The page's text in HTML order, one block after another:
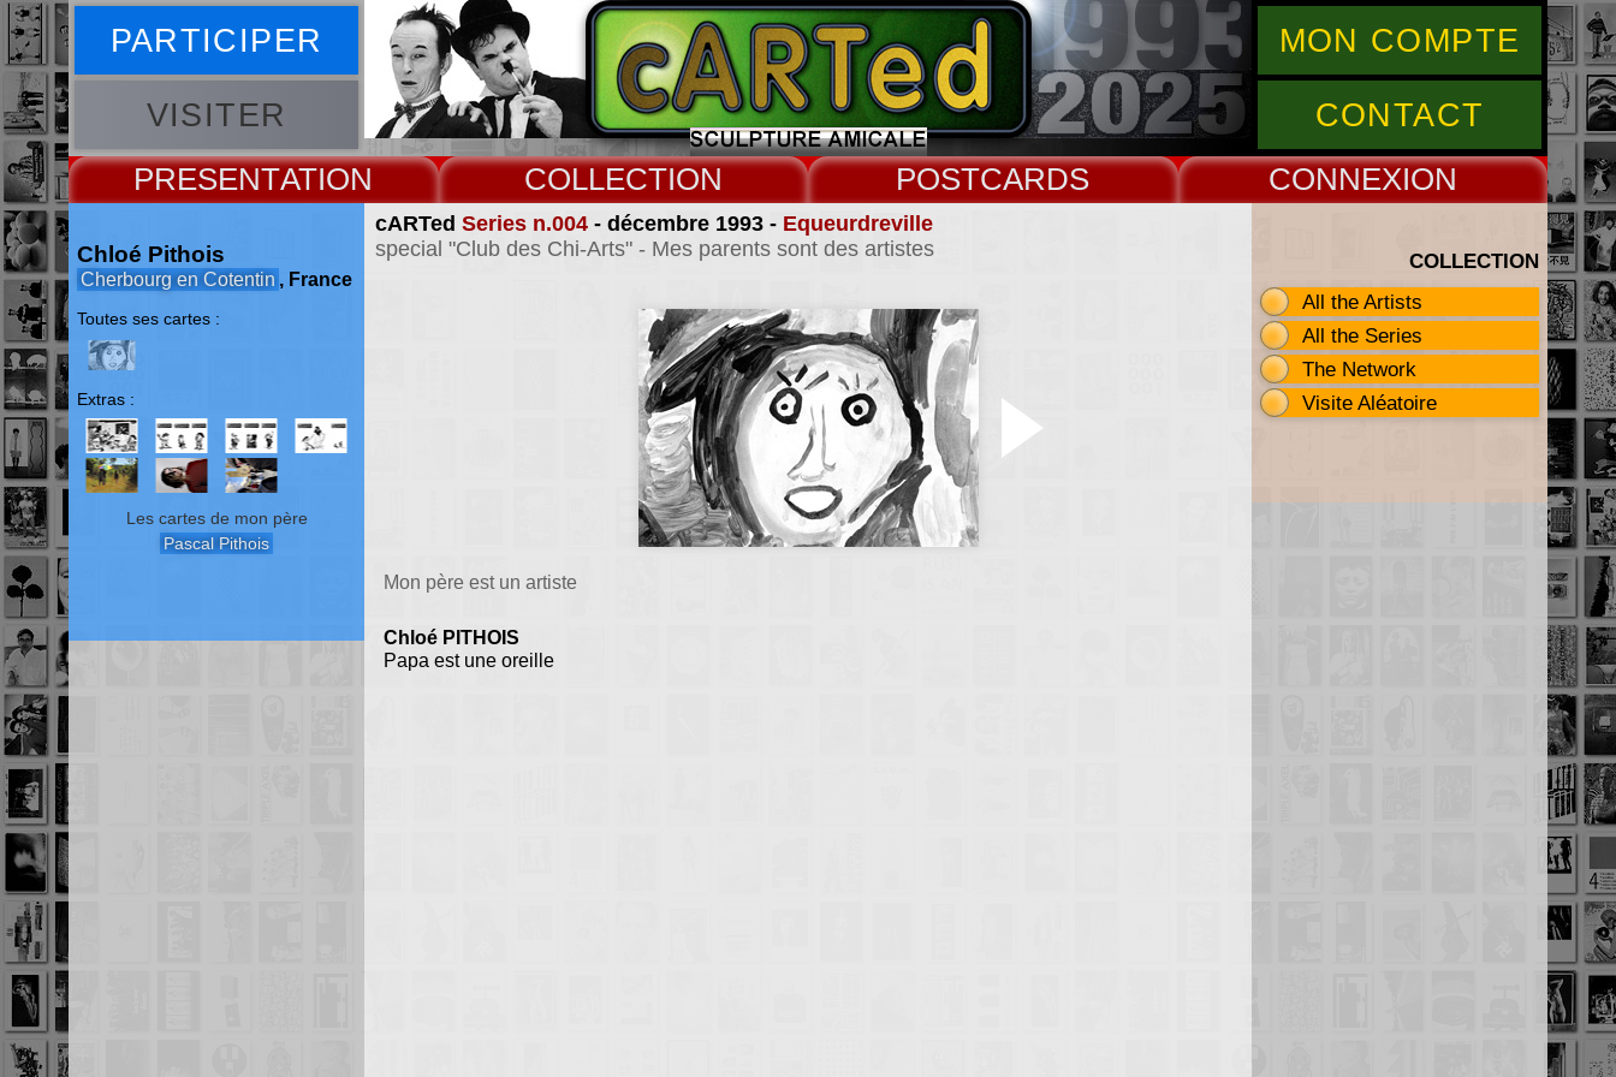
PARTICIPER
VISITER
MON COMPTE
CONTACT
PRESENT COLLECT CARDS CONNEX
cARTed Series n.004- décembre 1993 - Equeurdreville
special "Club des Chi-Arts" - Mes parents sont des artistes
Mon père est un artiste
Chloé PITHOIS
Papa est une oreille
Chloé Pithois
Cherbourg en Cotentin , France
Toutes ses cartes :
Extras :
Les cartes de mon père
Pascal Pithois
COLLECTION
All the Artists
All the Series
The Network
Visite Aléatoire